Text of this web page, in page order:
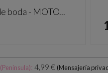
boda - MOTO...
(Península): 4,99 € (Mensajería